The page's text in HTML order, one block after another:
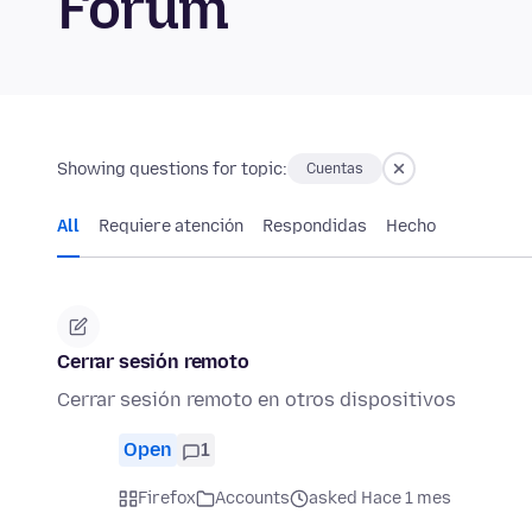
Showing questions for topic: Cuentas
All Requiere atención Respondidas Hecho
Cerrar sesión remoto
Cerrar sesión remoto en otros dispositivos
Open 1
Firefox Accounts asked Hace 1 mes